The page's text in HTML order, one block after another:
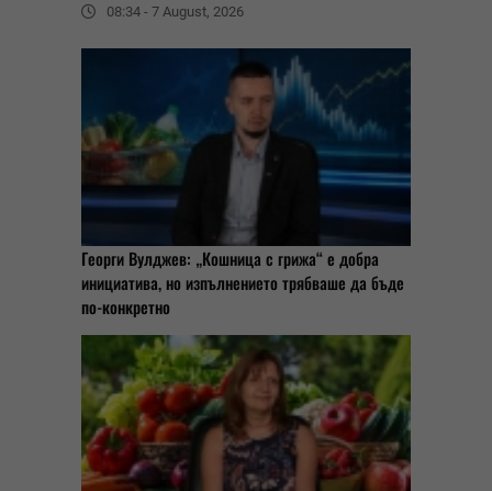
08:34 - 7 August, 2026
Георги Вулджев: „Кошница с грижа“ е добра
инициатива, но изпълнението трябваше да бъде
по-конкретно